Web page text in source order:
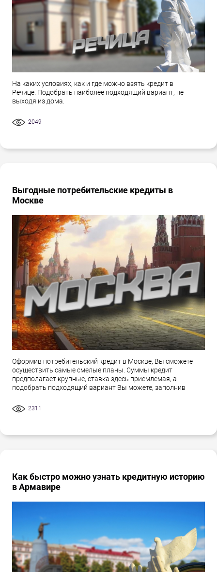
На каких условиях, как и где можно взять кредит в
Речице. Подобрать наиболее подходящий вариант, не
выходя из дома.
2049
Выгодные потребительские кредиты в
Москве
Оформив потребительский кредит в Москве, Вы сможете
осуществить самые смелые планы. Суммы кредит
предполагает крупные, ставка здесь приемлемая, а
подобрать подходящий вариант Вы можете, заполнив
2311
Как быстро можно узнать кредитную историю
в Армавире